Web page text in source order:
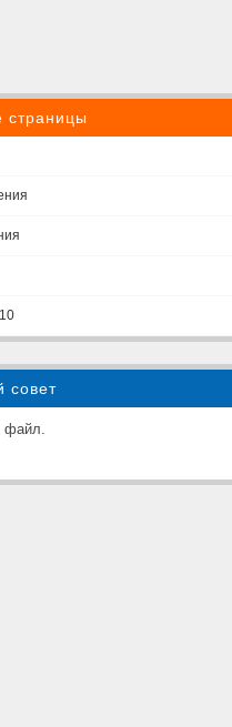
страницы
совет
файл.